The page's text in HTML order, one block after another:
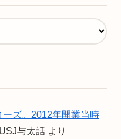
ズ。2012年開業当時
USJ与太話 より